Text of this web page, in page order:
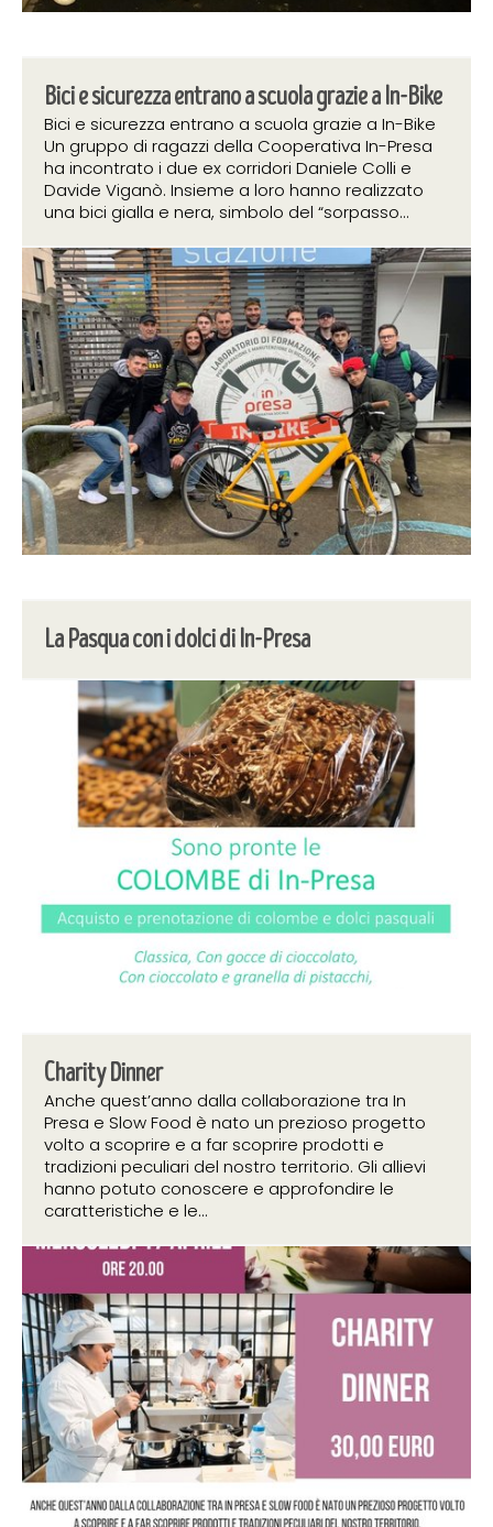
17 aprile 2019
Bici e sicurezza entrano a scuola grazie a In-Bike
Bici e sicurezza entrano a scuola grazie a In-Bike
Un gruppo di ragazzi della Cooperativa In-Presa
ha incontrato i due ex corridori Daniele Colli e
Davide Viganò. Insieme a loro hanno realizzato
una bici gialla e nera, simbolo del “sorpasso...
8 aprile 2019
La Pasqua con i dolci di In-Presa
1 aprile 2019
Charity Dinner
Anche quest’anno dalla collaborazione tra In
Presa e Slow Food è nato un prezioso progetto
volto a scoprire e a far scoprire prodotti e
tradizioni peculiari del nostro territorio. Gli allievi
hanno potuto conoscere e approfondire le
caratteristiche e le...